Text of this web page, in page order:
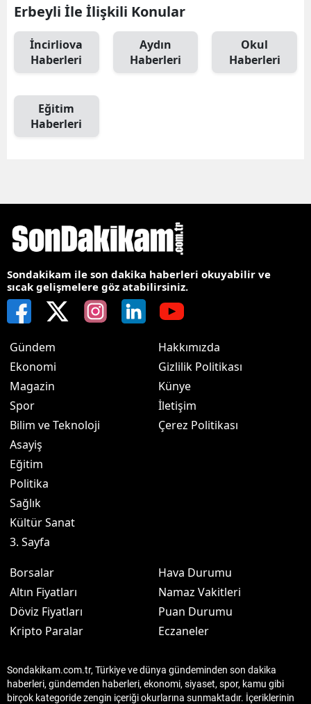
Erbeyli İle İlişkili Konular
İncirliova
Haberleri
Aydın
Haberleri
Okul
Haberleri
Eğitim
Haberleri
Sondakikam ile son dakika haberleri okuyabilir ve
sıcak gelişmelere göz atabilirsiniz.
Gündem
Ekonomi
Magazin
Spor
Bilim ve Teknoloji
Asayiş
Eğitim
Politika
Sağlık
Kültür Sanat
3. Sayfa
Hakkımızda
Gizlilik Politikası
Künye
İletişim
Çerez Politikası
Borsalar
Altın Fiyatları
Döviz Fiyatları
Kripto Paralar
Hava Durumu
Namaz Vakitleri
Puan Durumu
Eczaneler
Sondakikam.com.tr, Türkiye ve dünya gündeminden son dakika
haberleri, gündemden haberleri, ekonomi, siyaset, spor, kamu gibi
birçok kategoride zengin içeriği okurlarına sunmaktadır. İçeriklerinin